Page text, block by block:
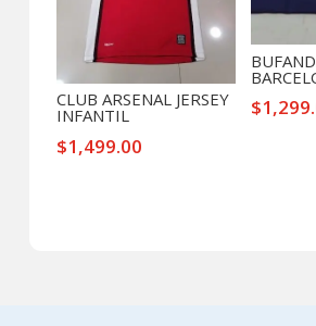
CLUB ARSENAL JERSEY
INFANTIL
$1,499.00
$